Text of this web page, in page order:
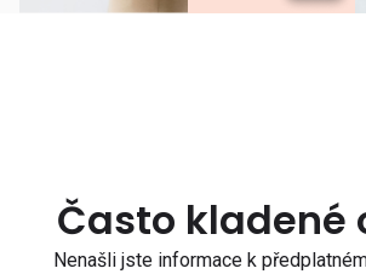
Často kladené
Nenašli jste informace k